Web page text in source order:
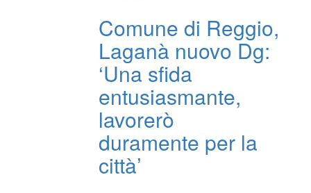
Comune di Reggio,
Laganà nuovo Dg:
‘Una sfida
entusiasmante,
lavorerò
duramente per la
città’